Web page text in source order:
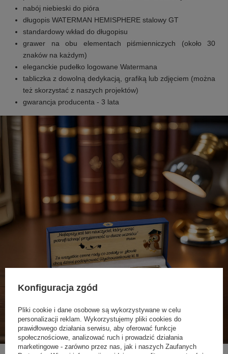
nabój niebieski do pióra
długopis WATERMAN HEMISPHERE stalowy GT
standardowy wkład do długopisu
grawer na obu elementach piśmienniczych (około 30
znaków na każdym)
eleganckie pudełko logowane Watermana
tabliczka z dowolną dedykacją, grafiką lub zdjęciem (można
też skorzystać z naszych projektów)
gwarancja producenta - 3 lata
Konfiguracja zgód
Pliki cookie i dane osobowe są wykorzystywane w celu
personalizacji reklam. Wykorzystujemy pliki cookies do
prawidłowego działania serwisu, aby oferować funkcje
społecznościowe, analizować ruch i prowadzić działania
marketingowe - zarówno przez nas, jak i naszych Zaufanych